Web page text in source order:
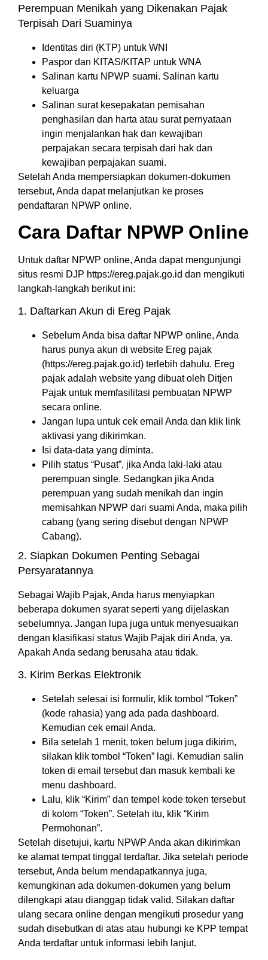
Perempuan Menikah yang Dikenakan Pajak
Terpisah Dari Suaminya
Identitas diri (KTP) untuk WNI
Paspor dan KITAS/KITAP untuk WNA
Salinan kartu NPWP suami. Salinan kartu
keluarga
Salinan surat kesepakatan pemisahan
penghasilan dan harta atau surat pernyataan
ingin menjalankan hak dan kewajiban
perpajakan secara terpisah dari hak dan
kewajiban perpajakan suami.
Setelah Anda mempersiapkan dokumen-dokumen
tersebut, Anda dapat melanjutkan ke proses
pendaftaran NPWP online.
Cara Daftar NPWP Online
Untuk daftar NPWP online, Anda dapat mengunjungi
situs resmi DJP https://ereg.pajak.go.id dan mengikuti
langkah-langkah berikut ini:
1. Daftarkan Akun di Ereg Pajak
Sebelum Anda bisa daftar NPWP online, Anda
harus punya akun di website Ereg pajak
(https://ereg.pajak.go.id) terlebih dahulu. Ereg
pajak adalah website yang dibuat oleh Ditjen
Pajak untuk memfasilitasi pembuatan NPWP
secara online.
Jangan lupa untuk cek email Anda dan klik link
aktivasi yang dikirimkan.
Isi data-data yang diminta.
Pilih status “Pusat”, jika Anda laki-laki atau
perempuan single. Sedangkan jika Anda
perempuan yang sudah menikah dan ingin
memisahkan NPWP dari suami Anda, maka pilih
cabang (yang sering disebut dengan NPWP
Cabang).
2. Siapkan Dokumen Penting Sebagai
Persyaratannya
Sebagai Wajib Pajak, Anda harus menyiapkan
beberapa dokumen syarat seperti yang dijelaskan
sebelumnya. Jangan lupa juga untuk menyesuaikan
dengan klasifikasi status Wajib Pajak diri Anda, ya.
Apakah Anda sedang berusaha atau tidak.
3. Kirim Berkas Elektronik
Setelah selesai isi formulir, klik tombol “Token”
(kode rahasia) yang ada pada dashboard.
Kemudian cek email Anda.
Bila setelah 1 menit, token belum juga dikirim,
silakan klik tombol “Token” lagi. Kemudian salin
token di email tersebut dan masuk kembali ke
menu dashboard.
Lalu, klik “Kirim” dan tempel kode token tersebut
di kolom “Token”. Setelah itu, klik “Kirim
Permohonan”.
Setelah disetujui, kartu NPWP Anda akan dikirimkan
ke alamat tempat tinggal terdaftar. Jika setelah periode
tersebut, Anda belum mendapatkannya juga,
kemungkinan ada dokumen-dokumen yang belum
dilengkapi atau dianggap tidak valid. Silakan daftar
ulang secara online dengan mengikuti prosedur yang
sudah disebutkan di atas atau hubungi ke KPP tempat
Anda terdaftar untuk informasi lebih lanjut.